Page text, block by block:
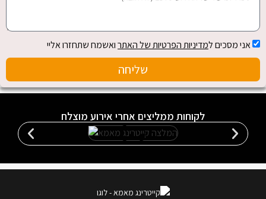
אני מסכים למדיניות הפרטיות של האתרואשמח שתחזרו אליי
שליחה
לקוחות ממליצים אחרי אירוע מוצלח